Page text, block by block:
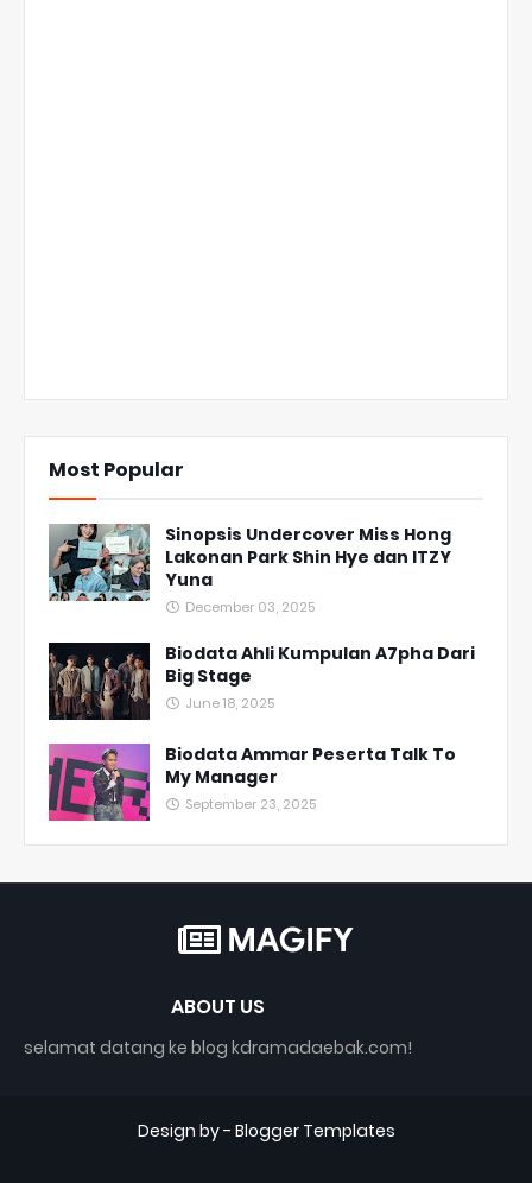
Most Popular
Sinopsis Undercover Miss Hong
Lakonan Park Shin Hye dan ITZY
Yuna
December 03, 2025
Biodata Ahli Kumpulan A7pha Dari
Big Stage
June 18, 2025
Biodata Ammar Peserta Talk To
My Manager
September 23, 2025
ABOUT US
selamat datang ke blog kdramadaebak.com!
Design by - Blogger Templates